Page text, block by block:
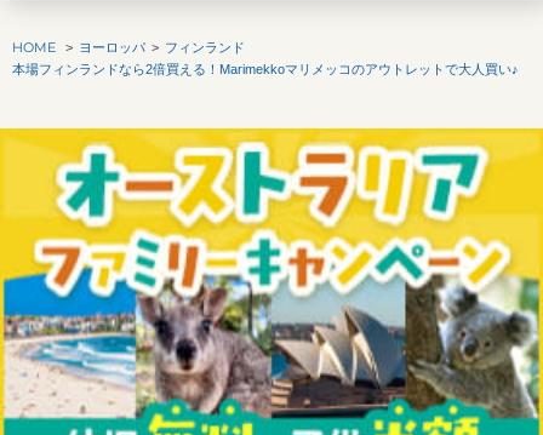
HOME ヨーロッパ
フィンランド
本場フィンランドなら2倍買える！Marimekkoマリメッコのアウトレットで大人買い♪